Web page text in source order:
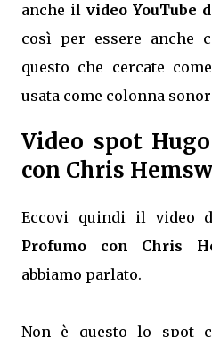
anche il video YouTube
così per essere anche
questo che cercate
usata come colonna
Video spot
con Chris
Eccovi quindi il video
Profumo con Chris
abbiamo parlato.
Non è questo lo spot